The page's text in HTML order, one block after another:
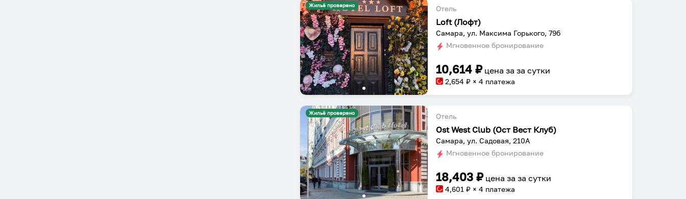
Жильё проверено Отель
Loft (Лофт)
Самара, ул. Максима Горького, 79б
Мгновенное бронирование
10,614 ₽ цена заза сутки
2,654 ₽ × 4 платежа
Жильё проверено Отель
Ost West Club (Ост Вест Клуб)
Самара, ул. Садовая, 210А
Мгновенное бронирование
18,403 ₽ цена заза сутки
4,601 ₽ × 4 платежа